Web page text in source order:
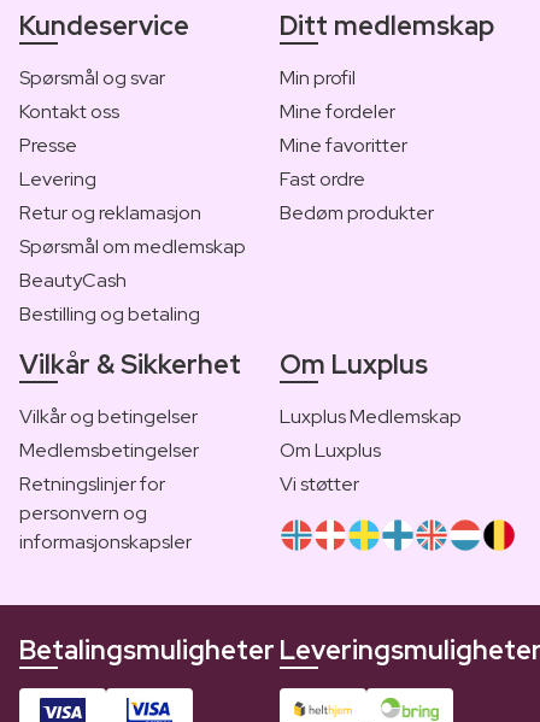
Kundeservice
Spørsmål og svar
Kontakt oss
Presse
Levering
Retur og reklamasjon
Spørsmål om medlemskap
BeautyCash
Bestilling og betaling
Ditt medlemskap
Min profil
Mine fordeler
Mine favoritter
Fast ordre
Bedøm produkter
Vilkår & Sikkerhet
Vilkår og betingelser
Medlemsbetingelser
Retningslinjer for
personvern og
informasjonskapsler
Om Luxplus
Luxplus Medlemskap
Om Luxplus
Vi støtter
Betalingsmuligheter